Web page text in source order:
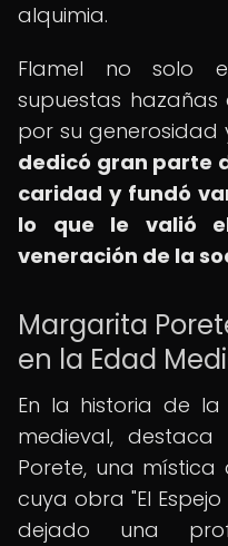
alquimia.
Flamel no solo
supuestas hazañas
por su generosidad
dedicó gran parte
caridad y fundó
lo que le valió
veneración de la
Margarita
en la Edad
En la historia de la
medieval,
Porete, una
cuya obra "El
dejado una